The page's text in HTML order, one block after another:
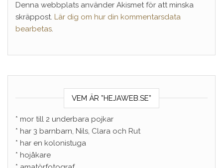
Denna webbplats använder Akismet för att minska
skräppost. Lär dig om hur din kommentarsdata
bearbetas.
VEM ÄR ”HEJAWEB.SE”
* mor till 2 underbara pojkar
* har 3 barnbarn, Nils, Clara och Rut
* har en kolonistuga
* hojåkare